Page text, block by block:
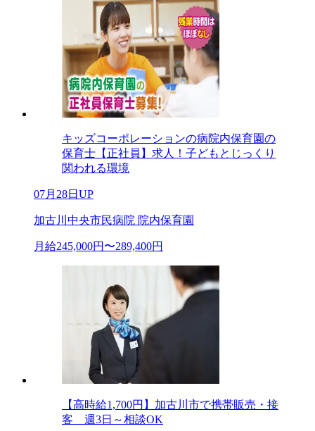
キッズコーポレーションの病院内保育園の
保育士【正社員】求人！子どもとじっくり
関われる環境
07月28日UP
加古川中央市民病院 院内保育園
月給245,000円〜289,400円
【高時給1,700円】加古川市で携帯販売・接
客 週3日～相談OK